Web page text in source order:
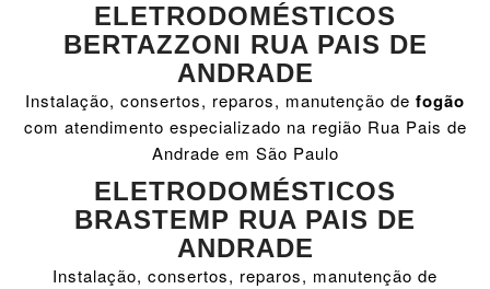
ELETRODOMÉSTICOS
BERTAZZONI RUA PAIS DE
ANDRADE
Instalação, consertos, reparos, manutenção de fogão
com atendimento especializado na região Rua Pais de
Andrade em São Paulo
ELETRODOMÉSTICOS
BRASTEMP RUA PAIS DE
ANDRADE
Instalação, consertos, reparos, manutenção de